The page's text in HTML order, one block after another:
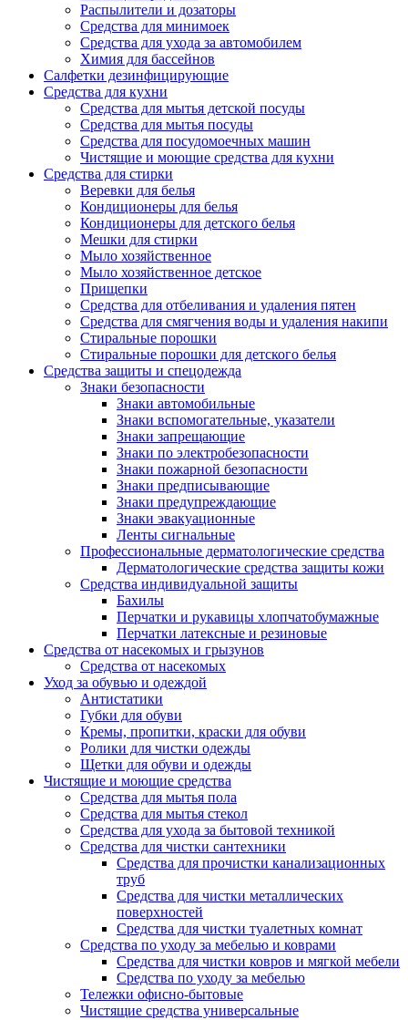
Распылители и дозаторы
Средства для минимоек
Средства для ухода за автомобилем
Химия для бассейнов
Салфетки дезинфицирующие
Средства для кухни
Средства для мытья детской посуды
Средства для мытья посуды
Средства для посудомоечных машин
Чистящие и моющие средства для кухни
Средства для стирки
Веревки для белья
Кондиционеры для белья
Кондиционеры для детского белья
Мешки для стирки
Мыло хозяйственное
Мыло хозяйственное детское
Прищепки
Средства для отбеливания и удаления пятен
Средства для смягчения воды и удаления накипи
Стиральные порошки
Стиральные порошки для детского белья
Средства защиты и спецодежда
Знаки безопасности
Знаки автомобильные
Знаки вспомогательные, указатели
Знаки запрещающие
Знаки по электробезопасности
Знаки пожарной безопасности
Знаки предписывающие
Знаки предупреждающие
Знаки эвакуационные
Ленты сигнальные
Профессиональные дерматологические средства
Дерматологические средства защиты кожи
Средства индивидуальной защиты
Бахилы
Перчатки и рукавицы хлопчатобумажные
Перчатки латексные и резиновые
Средства от насекомых и грызунов
Средства от насекомых
Уход за обувью и одеждой
Антистатики
Губки для обуви
Кремы, пропитки, краски для обуви
Ролики для чистки одежды
Щетки для обуви и одежды
Чистящие и моющие средства
Средства для мытья пола
Средства для мытья стекол
Средства для ухода за бытовой техникой
Средства для чистки сантехники
Средства для прочистки канализационных
труб
Средства для чистки металлических
поверхностей
Средства для чистки туалетных комнат
Средства по уходу за мебелью и коврами
Средства для чистки ковров и мягкой мебели
Средства по уходу за мебелью
Тележки офисно-бытовые
Чистящие средства универсальные